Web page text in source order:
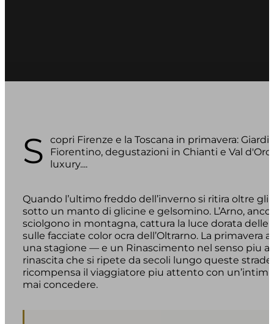
S
copri Firenze e la Toscana in primavera:
Fiorentino, degustazioni in Chianti e Val
luxury....
Quando l’ultimo freddo dell’inverno si ritira oltre
sotto un manto di glicine e gelsomino. L’Arno,
sciolgono in montagna, cattura la luce dorata delle
sulle facciate color ocra dell’Oltrarno. La primavera
una stagione — e un Rinascimento nel senso piu
rinascita che si ripete da secoli lungo queste
ricompensa il viaggiatore piu attento con
mai concedere.